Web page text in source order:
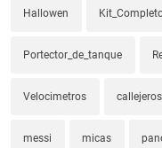
Hallowen
Portector_de_tanque
Velocimetros callejeros
messi micas